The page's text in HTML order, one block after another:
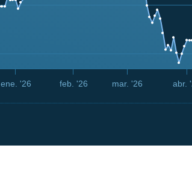
ene. '26 feb. '26 mar. '26 abr.